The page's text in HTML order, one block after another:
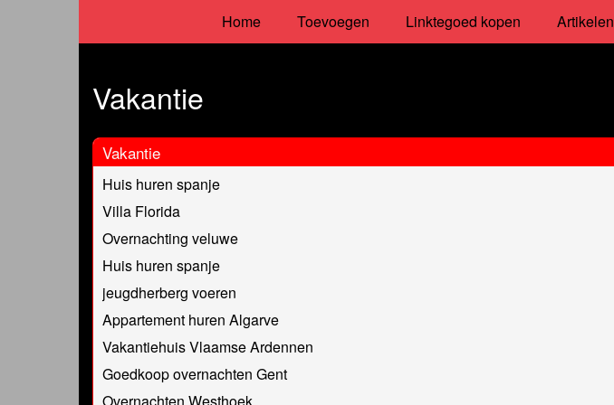
Home Toevoegen Linktegoed kopen Artikelen
Vakantie
Vakantie
Huis huren spanje
Villa Florida
Overnachting veluwe
Huis huren spanje
jeugdherberg voeren
Appartement huren Algarve
Vakantiehuis Vlaamse Ardennen
Goedkoop overnachten Gent
Overnachten Westhoek